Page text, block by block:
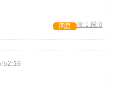
顶: 1 踩: 0
回复